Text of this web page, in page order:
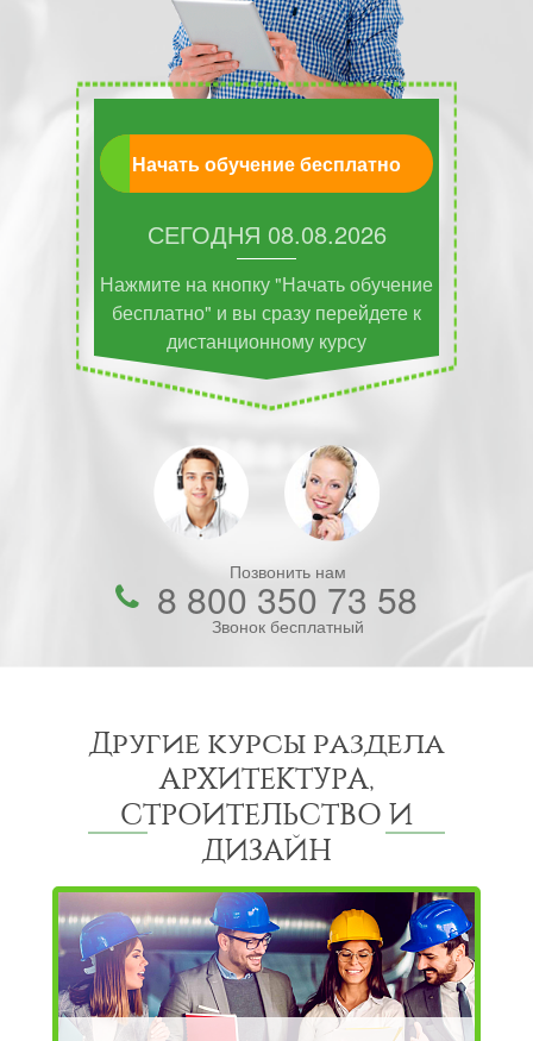
Начать обучение бесплатно
СЕГОДНЯ 08.08.2026
Нажмите на кнопку "Начать обучение
бесплатно" и вы сразу перейдете к
дистанционному курсу
Позвонить нам
8 800 350 73 58
Звонок бесплатный
Другие курсы раздела
АРХИТЕКТУРА,
СТРОИТЕЛЬСТВО И
ДИЗАЙН